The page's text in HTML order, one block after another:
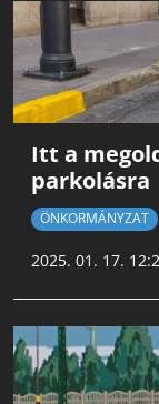
Itt a
parkolásra
ÖNKORMÁNYZAT
2025. 01. 17.